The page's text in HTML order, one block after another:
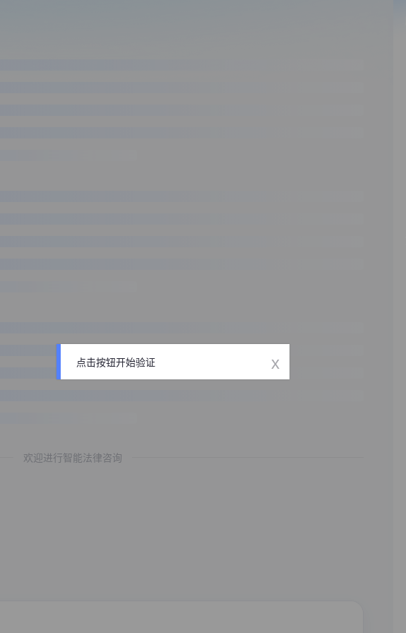
欢迎进行智能法律咨询
点击按钮开始验证 x